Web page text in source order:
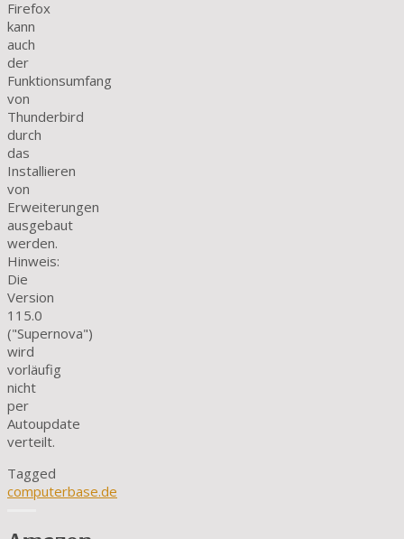
Firefox
kann
auch
der
Funktionsumfang
von
Thunderbird
durch
das
Installieren
von
Erweiterungen
ausgebaut
werden.
Hinweis:
Die
Version
115.0
("Supernova")
wird
vorläufig
nicht
per
Autoupdate
verteilt.
Tagged
computerbase.de